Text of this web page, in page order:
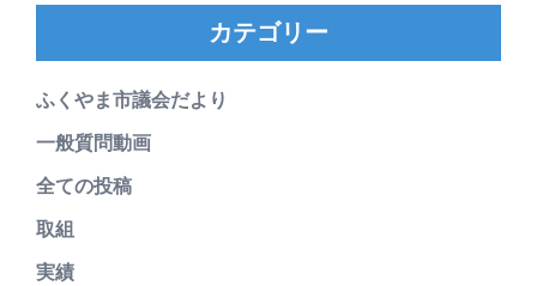
カテゴリー
ふくやま市議会だより
一般質問動画
全ての投稿
取組
実績